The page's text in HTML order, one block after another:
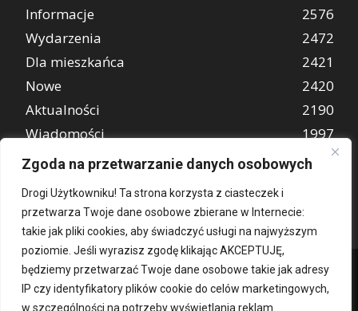
Zgoda na przetwarzanie danych osobowych
Drogi Użytkowniku! Ta strona korzysta z ciasteczek i
przetwarza Twoje dane osobowe zbierane w Internecie:
takie jak pliki cookies, aby świadczyć usługi na najwyższym
poziomie. Jeśli wyrazisz zgodę klikając AKCEPTUJĘ,
będziemy przetwarzać Twoje dane osobowe takie jak adresy
IP czy identyfikatory plików cookie do celów marketingowych,
w szczególności na potrzeby wyświetlania reklam
Informacje
2576
Wydarzenia
2472
Dla mieszkańca
2421
Nowe
2420
Aktualności
2190
Wiadomości
1997
REKLAMA
849